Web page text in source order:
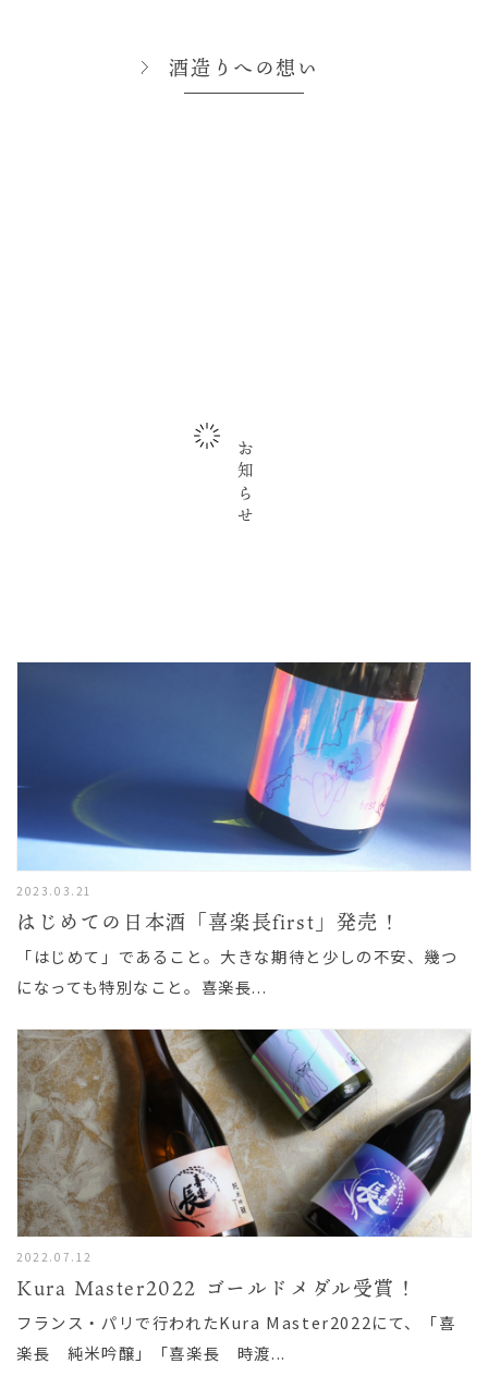
酒造りへの想い
お知らせ
2023.03.21
はじめての日本酒「喜楽長first」発売！
「はじめて」であること。大きな期待と少しの不安、幾つ
になっても特別なこと。喜楽長...
2022.07.12
Kura Master2022 ゴールドメダル受賞！
フランス・パリで行われたKura Master2022にて、「喜
楽長 純米吟醸」「喜楽長 時渡...